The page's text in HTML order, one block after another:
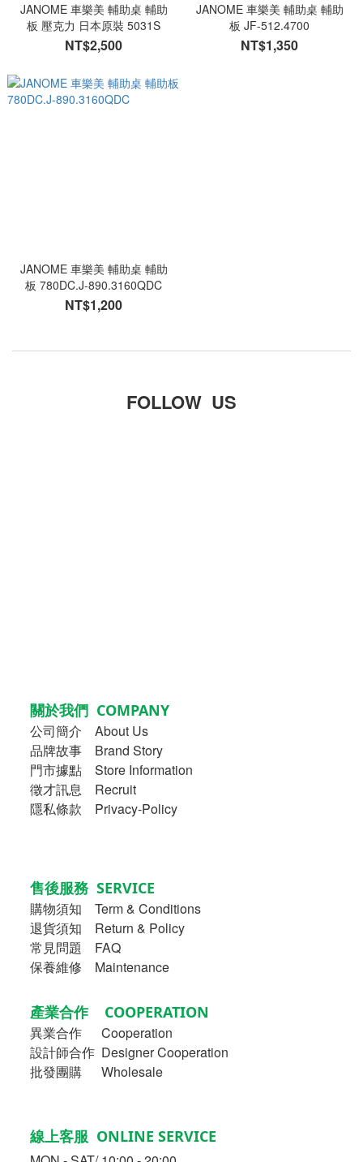
JANOME 車樂美 輔助桌 輔助
板 壓克力 日本原裝 5031S
NT$2,500
JANOME 車樂美 輔助桌 輔助
板 JF-512.4700
NT$1,350
JANOME 車樂美 輔助桌 輔助
板 780DC.J-890.3160QDC
NT$1,200
FOLLOW US
關於我們 COMPANY
公司簡介
About Us
品牌故事
Brand Story
門市據點 Store Information
徵才訊息 Recruit
隱私條款 Privacy-Policy
售後服務 SERVICE
購物須知
Term & Conditions
退貨須知 Return & Policy
常見問題 FAQ
保養維修 Maintenance
產業合作 COOPERATION
異業合作
Cooperation
設計師合作 Designer Cooperation
批發團購 Wholesale
線上客服 ONLINE SERVICE